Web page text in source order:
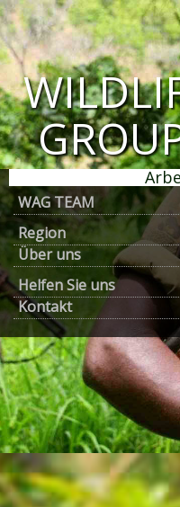
WAG TEAM
Region
Über uns
Helfen Sie uns
Kontakt